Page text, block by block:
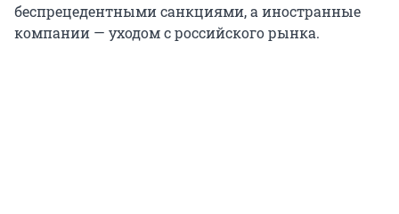
беспрецедентными санкциями, а иностранные
компании — уходом с российского рынка.